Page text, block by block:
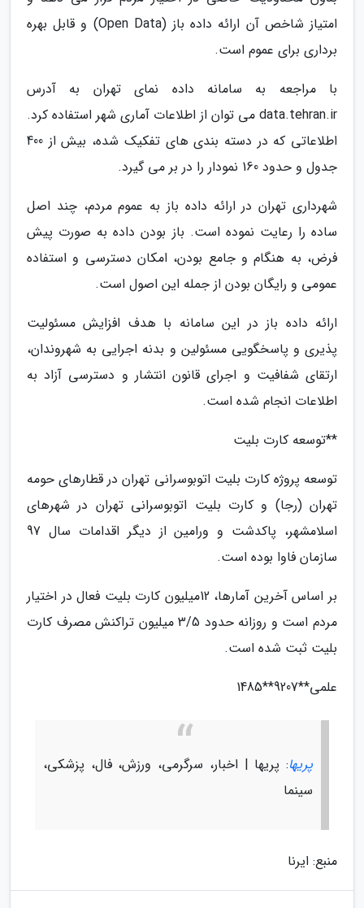
امتیاز شاخص آن ارائه داده باز (Open Data) و قابل بهره
برداری برای عموم است.
با مراجعه به سامانه داده نمای تهران به آدرس
data.tehran.ir می توان از اطلاعات آماری شهر استفاده کرد.
اطلاعاتی که در دسته بندی های تفکیک شده، بیش از 400
جدول و حدود 160 نمودار را در بر می گیرد.
شهرداری تهران در ارائه داده باز به عموم مردم، چند اصل
ساده را رعایت نموده است. باز بودن داده به صورت پیش
فرض، به هنگام و جامع بودن، امکان دسترسی و استفاده
عمومی و رایگان بودن از جمله این اصول است.
ارائه داده باز در این سامانه با هدف افزایش مسئولیت
پذیری و پاسخگویی مسئولین و بدنه اجرایی به شهروندان،
ارتقای شفافیت و اجرای قانون انتشار و دسترسی آزاد به
اطلاعات انجام شده است.
**توسعه کارت بلیت
توسعه پروژه کارت بلیت اتوبوسرانی تهران در قطارهای حومه
تهران (رجا) و کارت بلیت اتوبوسرانی تهران در شهرهای
اسلامشهر، پاکدشت و ورامین از دیگر اقدامات سال 97
سازمان فاوا بوده است.
بر اساس آخرین آمارها، 12میلیون کارت بلیت فعال در اختیار
مردم است و روزانه حدود 3/5 میلیون تراکنش مصرف کارت
بلیت ثبت شده است.
علمی**9207**1485
پریها: پریها | اخبار، سرگرمی، ورزش، فال، پزشکی،
سینما
منبع: ایرنا